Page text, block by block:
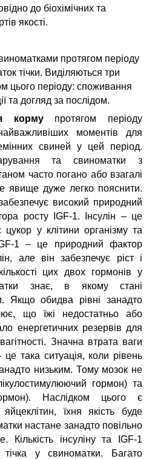
до біохімічних та
якості.
протягом періоду
тічки. Виділяються три
цього періоду: споживання
та догляд за послідом.
кормупротягом періоду
моментів для
свиней у цей період.
та свиноматки з
часто погано або взагалі
явище дуже легко пояснити.
високий природний
росту IGF-1. Інсулін – це
у клітини організму та
1 – це природний фактор
але він забезпечує ріст і
цих двох гормонів у
знає, в якому стані
Якщо обидва рівні занадто
що їжі недостатньо або
енергетичних резервів для
Значна втрата ваги
це така ситуація, коли рівень
низьким. Тому мозок не
гормон) та
Наслідком цього є
їхня якість буде
настане занадто повільно
Кількість інсуліну та IGF-1
у свиноматки.
Багато